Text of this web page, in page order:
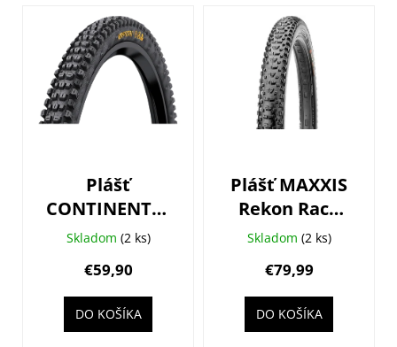
Plášť
CONTINENTAL
Kryptotal-F
Endurance -
24x2.4
Skladom (2 ks)
€59,90
DO KOŠÍKA
Plášť MAXXIS
Rekon Race
29X2.25 (57-
MAXXSPEED/EXO/
Skladom (2 ks)
€79,99
DO KOŠÍKA